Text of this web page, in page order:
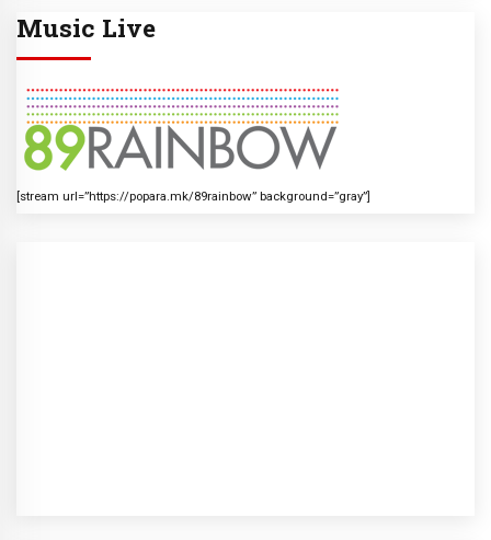
Music Live
[stream url=”https://popara.mk/89rainbow” background=”gray”]